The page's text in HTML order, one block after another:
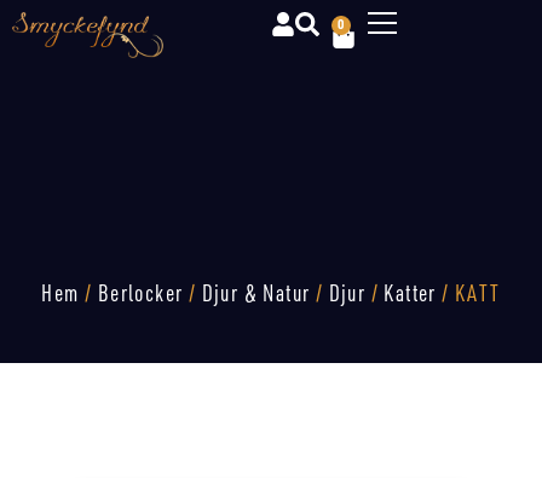
0
Hem / Berlocker / Djur & Natur / Djur / Katter / KATT